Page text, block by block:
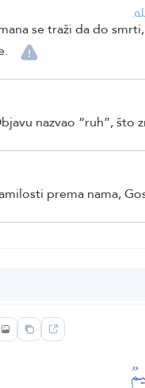
se traži da do
nazvao “ruh”, što
prema nama,